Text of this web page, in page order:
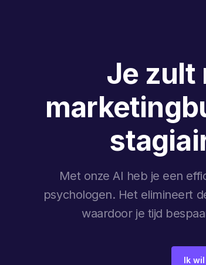
Je zult
Met onze AI heb je een
psychologen. Het elimineert
waardoor je tijd
Ik